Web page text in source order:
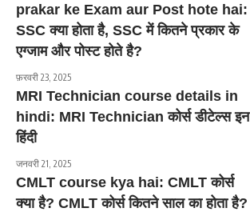
prakar ke Exam aur Post hote hai:
SSC क्या होता है, SSC में कितने प्रकार के
एग्जाम और पोस्ट होते है?
फ़रवरी 23, 2025
MRI Technician course details in
hindi: MRI Technician कोर्स डीटेल्स इन
हिंदी
जनवरी 21, 2025
CMLT course kya hai: CMLT कोर्स
क्या है? CMLT कोर्स कितने साल का होता है?